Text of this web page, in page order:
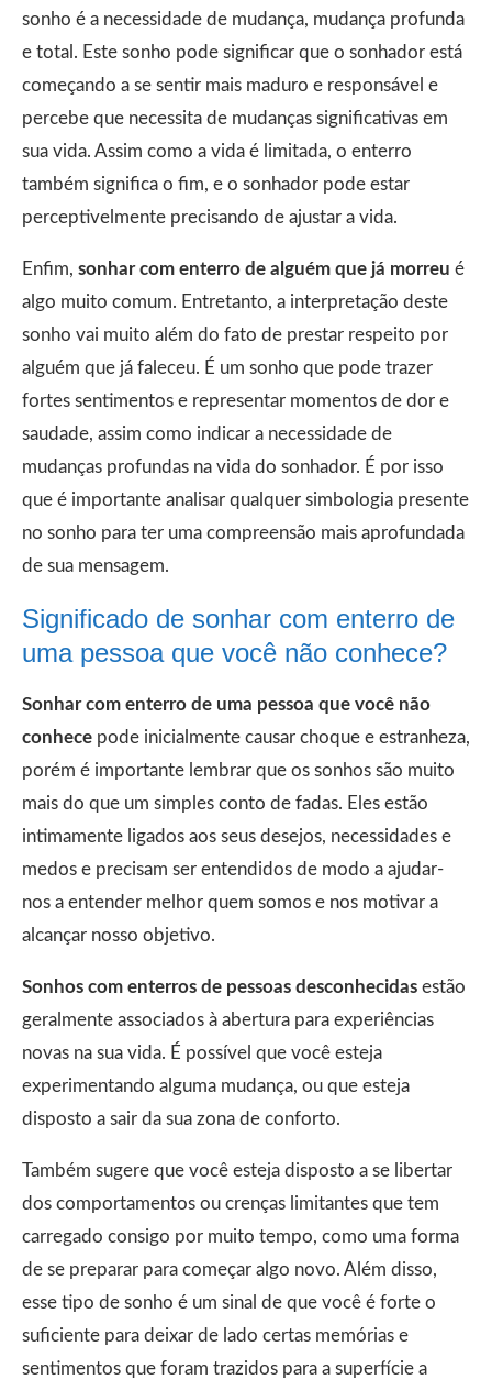
sonho é a necessidade de mudança, mudança profunda
e total. Este sonho pode significar que o sonhador está
começando a se sentir mais maduro e responsável e
percebe que necessita de mudanças significativas em
sua vida. Assim como a vida é limitada, o enterro
também significa o fim, e o sonhador pode estar
perceptivelmente precisando de ajustar a vida.
Enfim, sonhar com enterro de alguém que já morreu é
algo muito comum. Entretanto, a interpretação deste
sonho vai muito além do fato de prestar respeito por
alguém que já faleceu. É um sonho que pode trazer
fortes sentimentos e representar momentos de dor e
saudade, assim como indicar a necessidade de
mudanças profundas na vida do sonhador. É por isso
que é importante analisar qualquer simbologia presente
no sonho para ter uma compreensão mais aprofundada
de sua mensagem.
Significado de sonhar com enterro de
uma pessoa que você não conhece?
Sonhar com enterro de uma pessoa que você não
conhece pode inicialmente causar choque e estranheza,
porém é importante lembrar que os sonhos são muito
mais do que um simples conto de fadas. Eles estão
intimamente ligados aos seus desejos, necessidades e
medos e precisam ser entendidos de modo a ajudar-
nos a entender melhor quem somos e nos motivar a
alcançar nosso objetivo.
Sonhos com enterros de pessoas desconhecidas estão
geralmente associados à abertura para experiências
novas na sua vida. É possível que você esteja
experimentando alguma mudança, ou que esteja
disposto a sair da sua zona de conforto.
Também sugere que você esteja disposto a se libertar
dos comportamentos ou crenças limitantes que tem
carregado consigo por muito tempo, como uma forma
de se preparar para começar algo novo. Além disso,
esse tipo de sonho é um sinal de que você é forte o
suficiente para deixar de lado certas memórias e
sentimentos que foram trazidos para a superfície a